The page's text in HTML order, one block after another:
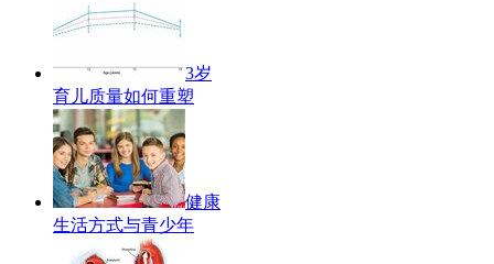
3岁
育儿质量如何重塑
健康
生活方式与青少年